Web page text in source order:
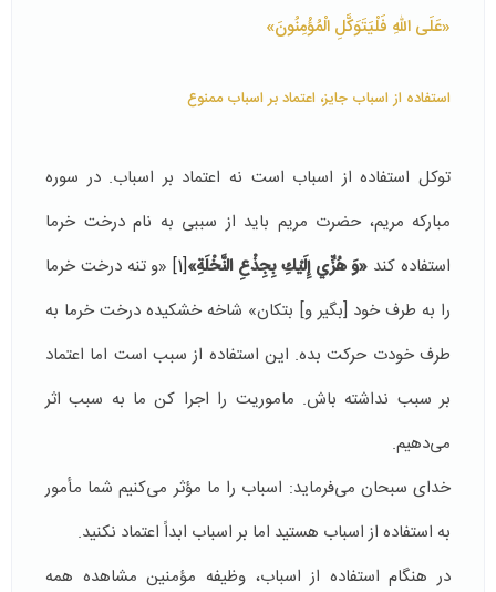
«عَلَى اللّهِ فَلْيَتَوَكَّلِ الْمُؤْمِنُونَ»
استفاده از اسباب جایز، اعتماد بر اسباب ممنوع
توکل استفاده از اسباب است نه اعتماد بر اسباب. در سوره
مبارکه مریم، حضرت مریم باید از سببی به نام درخت خرما
استفاده کند «وَ هُزِّي إِلَيْكِ بِجِذْعِ النَّخْلَةِ»[1]
«و تنه درخت خرما
را به طرف خود [بگير و] بتكان»‌ شاخه خشکیده درخت خرما به
طرف خودت حرکت بده. اين استفاده از سبب است اما اعتماد
بر سبب نداشته باش. ماموریت را اجرا کن ما به سبب اثر
می‌دهیم.
خدای سبحان می‌فرمايد: اسباب را ما مؤثر می‌کنیم شما مأمور
به استفاده از اسباب هستید اما بر اسباب ابداً اعتماد نکنید.
در هنگام استفاده از اسباب، وظیفه مؤمنین مشاهده همه